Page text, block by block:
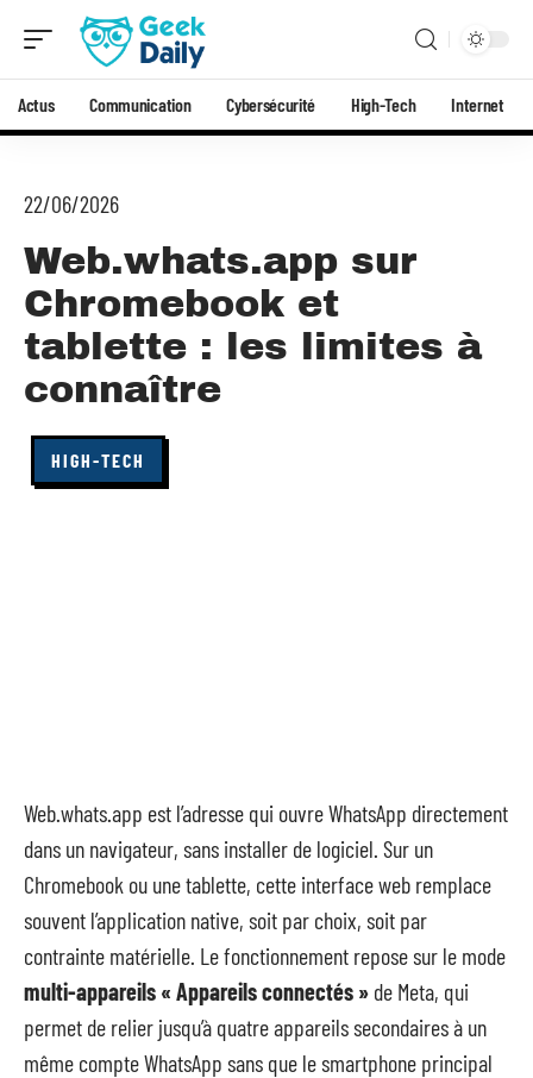
Actus Communication Cybersécurité High-Tech Internet
22/06/2026
Web.whats.app sur
Chromebook et
tablette : les limites à
connaître
HIGH-TECH
Web.whats.app est l’adresse qui ouvre WhatsApp directement
dans un navigateur, sans installer de logiciel. Sur un
Chromebook ou une tablette, cette interface web remplace
souvent l’application native, soit par choix, soit par
contrainte matérielle. Le fonctionnement repose sur le mode
multi-appareils « Appareils connectés » de Meta, qui
permet de relier jusqu’à quatre appareils secondaires à un
même compte WhatsApp sans que le smartphone principal